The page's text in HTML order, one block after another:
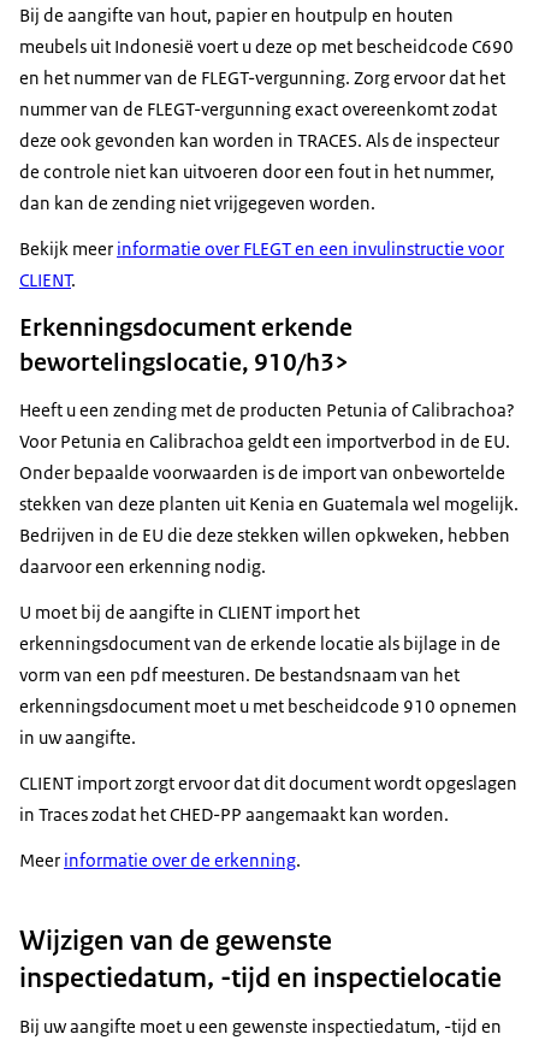
Bij de aangifte van hout, papier en houtpulp en houten
meubels uit Indonesië voert u deze op met bescheidcode C690
en het nummer van de FLEGT-vergunning. Zorg ervoor dat het
nummer van de FLEGT-vergunning exact overeenkomt zodat
deze ook gevonden kan worden in TRACES. Als de inspecteur
de controle niet kan uitvoeren door een fout in het nummer,
dan kan de zending niet vrijgegeven worden.
Bekijk meer informatie over FLEGT en een invulinstructie voor
CLIENT.
Erkenningsdocument erkende
bewortelingslocatie, 910/h3>
Heeft u een zending met de producten Petunia of Calibrachoa?
Voor Petunia en Calibrachoa geldt een importverbod in de EU.
Onder bepaalde voorwaarden is de import van onbewortelde
stekken van deze planten uit Kenia en Guatemala wel mogelijk.
Bedrijven in de EU die deze stekken willen opkweken, hebben
daarvoor een erkenning nodig.
U moet bij de aangifte in CLIENT import het
erkenningsdocument van de erkende locatie als bijlage in de
vorm van een pdf meesturen. De bestandsnaam van het
erkenningsdocument moet u met bescheidcode 910 opnemen
in uw aangifte.
CLIENT import zorgt ervoor dat dit document wordt opgeslagen
in Traces zodat het CHED-PP aangemaakt kan worden.
Meer informatie over de erkenning.
Wijzigen van de gewenste
inspectiedatum, -tijd en inspectielocatie
Bij uw aangifte moet u een gewenste inspectiedatum, -tijd en